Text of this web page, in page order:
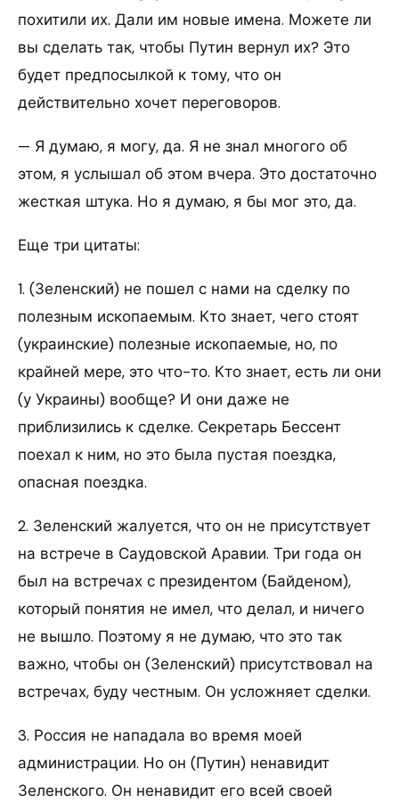
похитили их. Дали им новые имена. Можете ли
вы сделать так, чтобы Путин вернул их? Это
будет предпосылкой к тому, что он
действительно хочет переговоров.
— Я думаю, я могу, да. Я не знал многого об
этом, я услышал об этом вчера. Это достаточно
жесткая штука. Но я думаю, я бы мог это, да.
Еще три цитаты:
1. (Зеленский) не пошел с нами на сделку по
полезным ископаемым. Кто знает, чего стоят
(украинские) полезные ископаемые, но, по
крайней мере, это что-то. Кто знает, есть ли они
(у Украины) вообще? И они даже не
приблизились к сделке. Секретарь Бессент
поехал к ним, но это была пустая поездка,
опасная поездка.
2. Зеленский жалуется, что он не присутствует
на встрече в Саудовской Аравии. Три года он
был на встречах с президентом (Байденом),
который понятия не имел, что делал, и ничего
не вышло. Поэтому я не думаю, что это так
важно, чтобы он (Зеленский) присутствовал на
встречах, буду честным. Он усложняет сделки.
3. Россия не нападала во время моей
администрации. Но он (Путин) ненавидит
Зеленского. Он ненавидит его всей своей